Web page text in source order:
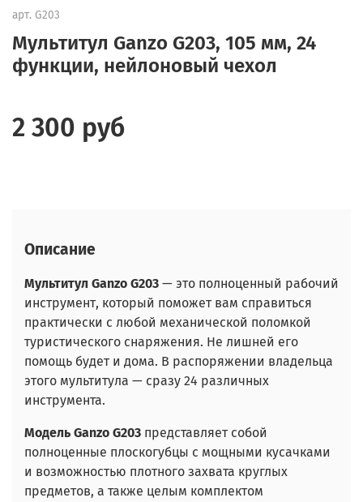
арт. G203
Мультитул Ganzo G203, 105 мм, 24
функции, нейлоновый чехол
2 300 руб
Описание
Мультитул Ganzo G203 — это полноценный рабочий
инструмент, который поможет вам справиться
практически с любой механической поломкой
туристического снаряжения. Не лишней его
помощь будет и дома. В распоряжении владельца
этого мультитула — сразу 24 различных
инструмента.
Модель Ganzo G203 представляет собой
полноценные плоскогубцы с мощными кусачками
и возможностью плотного захвата круглых
предметов, а также целым комплектом